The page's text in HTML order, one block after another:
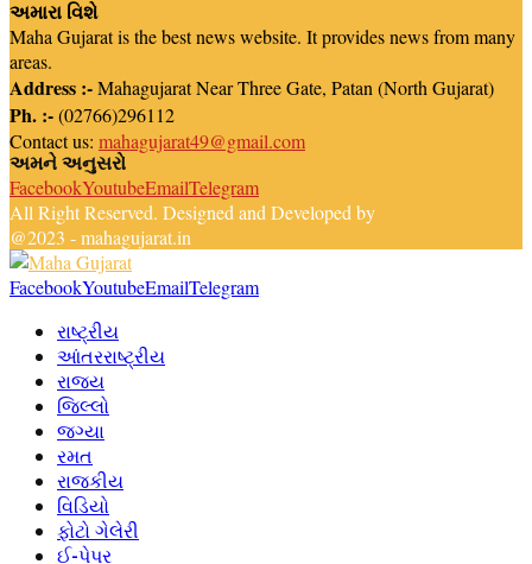
અમારા વિશે
Maha Gujarat is the best news website. It provides news from many
areas.
Address :-Mahagujarat Near Three Gate, Patan (North Gujarat)
Ph. :-(02766)296112
Contact us: mahagujarat49@gmail.com
અમને અનુસરો
FacebookYoutubeEmailTelegram
All Right Reserved. Designed and Developed by
@2023 - mahagujarat.in
FacebookYoutubeEmailTelegram
રાષ્ટ્રીય
આંતરરાષ્ટ્રીય
રાજ્ય
જિલ્લો
જગ્યા
રમત
રાજકીય
વિડિયો
ફોટો ગેલેરી
ઈ-પેપર